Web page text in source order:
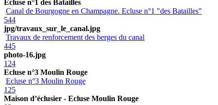
Ecluse n°1 des Batailles
Canal de Bourgogne en Champagne. Ecluse n°1 "des Batailles"
544
jpg/travaux_sur_le_canal.jpg
Travaux de renforcement des berges du canal
445
photo-16.jpg
124
Ecluse n°3 Moulin Rouge
Ecluse n°3 Moulin Rouge
125
Maison d’éclusier - Ecluse Moulin Rouge